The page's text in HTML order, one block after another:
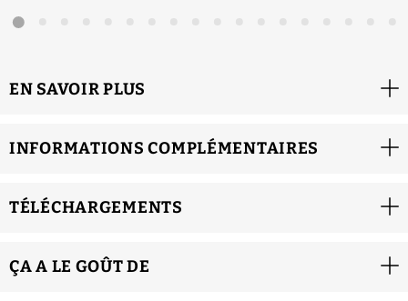
EN SAVOIR PLUS
INFORMATIONS COMPLÉMENTAIRES
TÉLÉCHARGEMENTS
ÇA A LE GOÛT DE